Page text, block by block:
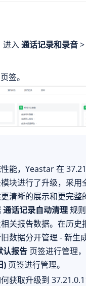
进入通话记录和录音>
页签。
能，Yeastar 在
块进行了升级，采用
清晰的展示和更完整
通话记录自动清理规
关报告数据。在历史
数据分开管理 - 新生
认报告页签进行管理
)页签进行管理。
获取升级到